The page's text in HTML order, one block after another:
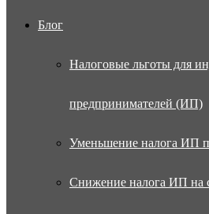
Блог
Налоговые льготы для
предпринимателей (ИП)
Уменьшение налога ИП
Снижение налога ИП на